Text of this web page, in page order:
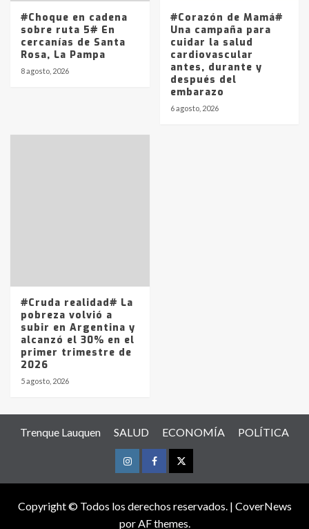
#Choque en cadena
sobre ruta 5# En
cercanías de Santa
Rosa, La Pampa
8 agosto, 2026
#Corazón de Mamá#
Una campaña para
cuidar la salud
cardiovascular
antes, durante y
después del
embarazo
6 agosto, 2026
#Cruda realidad# La
pobreza volvió a
subir en Argentina y
alcanzó el 30% en el
primer trimestre de
2026
5 agosto, 2026
Trenque Lauquen SALUD ECONOMÍA POLÍTICA
InstagramFacebookTwitter
Copyright © Todos los derechos reservados. | CoverNews
por AF themes.